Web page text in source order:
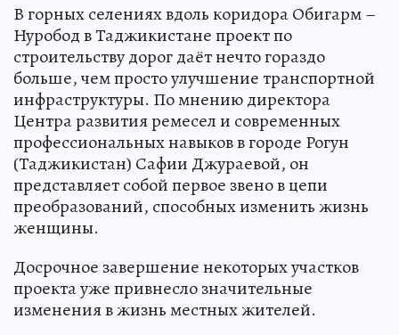
В горных селениях вдоль коридора Обигарм –
Нуробод в Таджикистане проект по
строительству дорог даёт нечто гораздо
больше, чем просто улучшение транспортной
инфраструктуры. По мнению директора
Центра развития ремесел и современных
профессиональных навыков в городе Рогун
(Таджикистан) Сафии Джураевой, он
представляет собой первое звено в цепи
преобразований, способных изменить жизнь
женщины.
Досрочное завершение некоторых участков
проекта уже привнесло значительные
изменения в жизнь местных жителей.